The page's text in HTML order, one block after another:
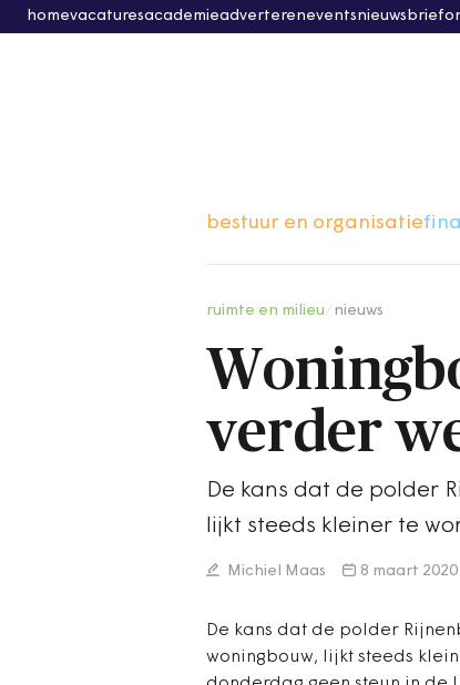
homevacaturesacademieadvertereneventsnieuwsbrief
bestuur en organisatie
ruimte en milieu nieuws
verder
De kans dat de polder
lijkt steeds kleiner te
Michiel Maas 8 maart 2020
De kans dat de polder
woningbouw, lijkt steeds